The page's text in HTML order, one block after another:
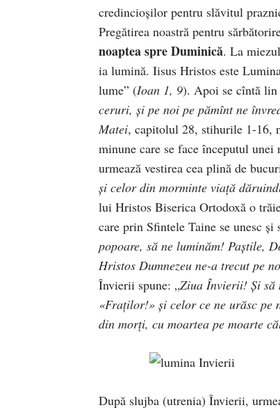
credincioşilor pentru slăvitul
Pregătirea noastră pentru
noaptea spre Duminică. La
ia lumină. Iisus Hristos este
lume” (Ioan 1, 9). Apoi se cîntă lin
ceruri, şi pe noi pe pămînt ne
Matei, capitolul 28, stihurile 1-16,
minune care se face începutul
urmează vestirea cea plină de
şi celor din morminte viaţă
lui Hristos Biserica Ortodoxă o
care prin Sfintele Taine se unesc
popoare, să ne luminăm! Paştile,
Hristos Dumnezeu ne-a trecut pe
Învierii spune: „Ziua Învierii! Şi să
«Fraţilor!» şi celor ce ne urăsc pe
din morţi, cu moartea pe moarte
După slujba (utrenia) Învierii,